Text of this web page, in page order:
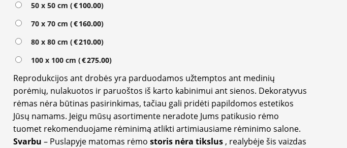
50 x 50 cm (€100.00)
70 x 70 cm (€160.00)
80 x 80 cm (€210.00)
100 x 100 cm (€275.00)
Reprodukcijos ant drobės yra parduodamos užtemptos ant medinių
porėmių, nulakuotos ir paruoštos iš karto kabinimui ant sienos. Dekoratyvus
rėmas nėra būtinas pasirinkimas, tačiau gali pridėti papildomos estetikos
Jūsų namams. Jeigu mūsų asortimente neradote Jums patikusio rėmo
tuomet rekomenduojame rėminimą atlikti artimiausiame rėminimo salone.
Svarbu – Puslapyje matomas rėmo storis nėra tikslus , realybėje šis vaizdas